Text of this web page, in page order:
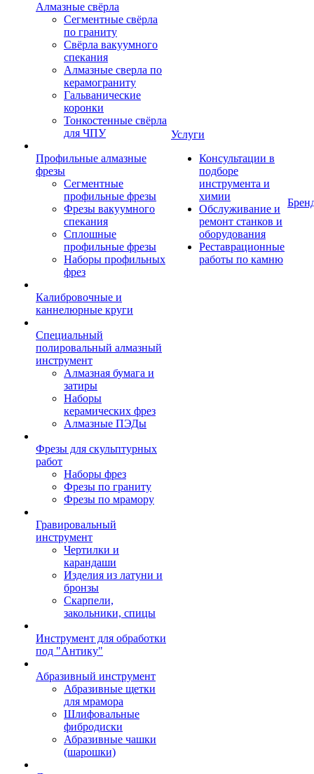
Алмазные свёрла
Сегментные свёрла
по граниту
Свёрла вакуумного
спекания
Алмазные сверла по
керамограниту
Гальванические
коронки
Тонкостенные свёрла
для ЧПУ
Профильные алмазные
фрезы
Сегментные
профильные фрезы
Фрезы вакуумного
спекания
Сплошные
профильные фрезы
Наборы профильных
фрез
Калибровочные и
каннелюрные круги
Специальный
полировальный алмазный
инструмент
Алмазная бумага и
затиры
Наборы
керамических фрез
Алмазные ПЭДы
Фрезы для скульптурных
работ
Наборы фрез
Фрезы по граниту
Фрезы по мрамору
Гравировальный
инструмент
Чертилки и
карандаши
Изделия из латуни и
бронзы
Скарпели,
закольники, спицы
Инструмент для обработки
под "Антику"
Абразивный инструмент
Абразивные щетки
для мрамора
Шлифовальные
фибродиски
Абразивные чашки
(шарошки)
Услуги
Консультации в
подборе
инструмента и
химии
Обслуживание и
ремонт станков и
оборудования
Реставрационные
работы по камню